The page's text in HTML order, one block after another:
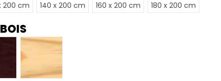
200 cm 140 x 200 cm 160 x 200 cm 180 x 200 cm
Naturel